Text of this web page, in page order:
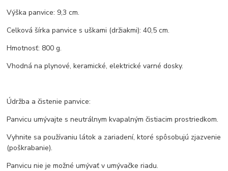
Výška panvice: 9,3 cm.
Celková šírka panvice s uškami (držiakmi): 40,5 cm.
Hmotnosť: 800 g.
Vhodná na plynové, keramické, elektrické varné dosky.
Údržba a čistenie panvice:
Panvicu umývajte s neutrálnym kvapalným čistiacim prostriedkom.
Vyhnite sa používaniu látok a zariadení, ktoré spôsobujú zjazvenie
(poškrabanie).
Panvicu nie je možné umývať v umývačke riadu.